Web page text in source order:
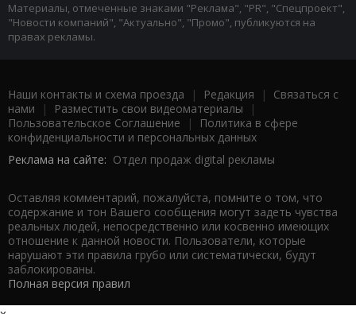
Материалы, отмеченные знаками "Реклама", "PR", "Спецпроект",
"Новости компаний", "Актуально", "Промо", публикуются на
правах рекламы.
Наши контакты и схема проезда | Редакция | Связаться с
нами | Разместить свои видеоматериалы |
Пользовательское Соглашение |
Политика в сфере
конфиденциальности и персональных данных
Реклама на сайте: Отдел продаж digital рекламы
Оставляя комментарий, пожалуйста, помните о том, что
содержание и тон Вашего сообщения могут задеть чувства
реальных людей, непосредственно или косвенно имеющих
отношение к данной новости. Пользователи, которые
нарушают эти правила грубо или систематически, будут
заблокированы.
Полная версия правил